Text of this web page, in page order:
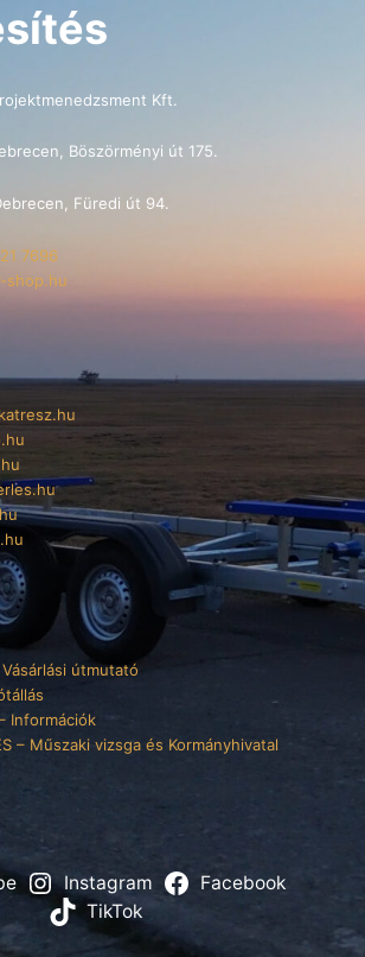
Kft.
Böszörményi út 175.
Füredi út 94.
7696
shop.hu
útmutató
Információk
– Műszaki vizsga és Kormányhivatal
Instagram
Facebook
TikTok